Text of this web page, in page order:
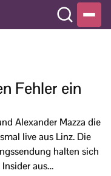
Fehler ein
Alexander Mazza die
live aus Linz. Die
halten sich
aus…